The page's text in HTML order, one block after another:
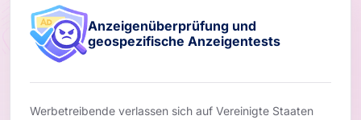
Anzeigenüberprüfung und
geospezifische Anzeigentests
Werbetreibende verlassen sich auf Vereinigte Staaten